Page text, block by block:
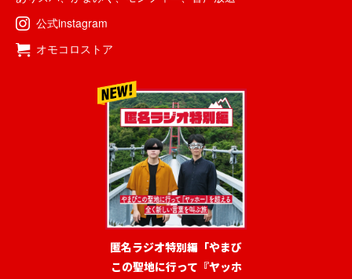
公式instagram
オモコロストア
匿名ラジオ特別編「やまび
この聖地に行って『ヤッホ